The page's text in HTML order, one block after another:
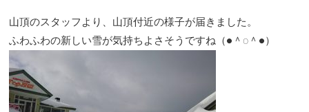
山頂のスタッフより、山頂付近の様子が届きました。
ふわふわの新しい雪が気持ちよさそうですね（●＾o＾●）